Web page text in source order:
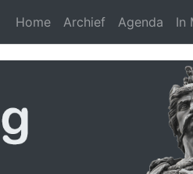
Home Archief Agenda In